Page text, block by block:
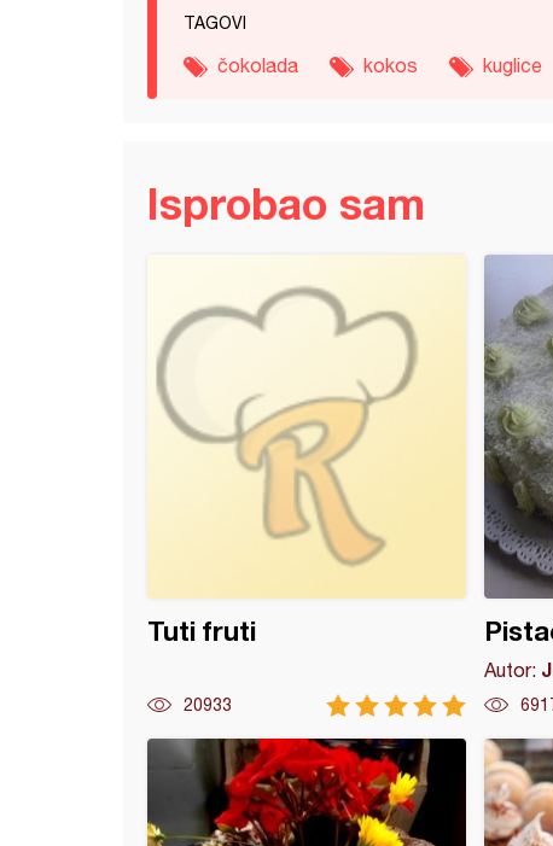
TAGOVI
čokolada kokos kuglice
Isprobao sam
Tuti fruti
20933
Autor: